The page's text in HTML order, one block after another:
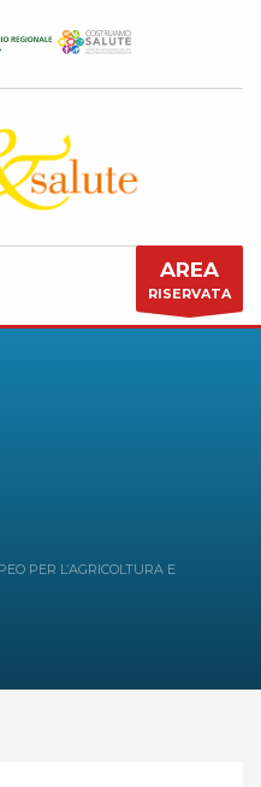
AREA
RISERVATA
PER L’AGRICOLTURA E